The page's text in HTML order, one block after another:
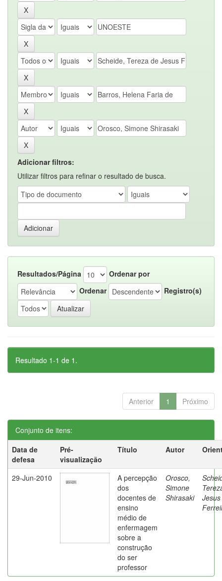
Adicionar filtros:
Utilizar filtros para refinar o resultado de busca.
Resultados/Página
Ordenar por
Ordenar
Registro(s)
Resultado 1-1 de 1.
Anterior 1 Próximo
Conjunto de itens:
Data de
defesa
Pré-
visualização
Título Autor
29-Jun-2010
A percepção
dos
docentes de
ensino
médio de
enfermagem
sobre a
construção
do ser
professor
Orosco,
Simone
Shirasaki
Jesus